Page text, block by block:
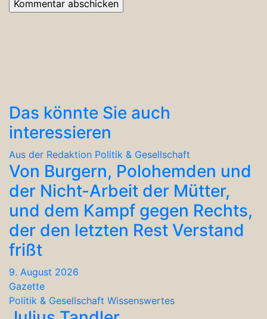
Das könnte Sie auch
interessieren
Aus der Redaktion Politik & Gesellschaft
Von Burgern, Polohemden und
der Nicht-Arbeit der Mütter,
und dem Kampf gegen Rechts,
der den letzten Rest Verstand
frißt
9. August 2026
Gazette
Politik & Gesellschaft Wissenswertes